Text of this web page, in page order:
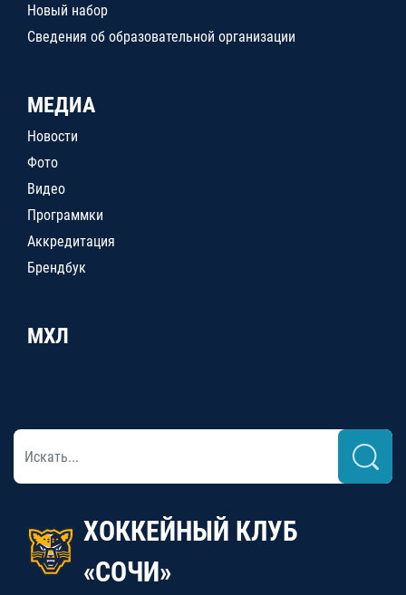
Новый набор
Сведения об образовательной организации
МЕДИА
Новости
Фото
Видео
Программки
Аккредитация
Брендбук
МХЛ
ХОККЕЙНЫЙ КЛУБ
«СОЧИ»